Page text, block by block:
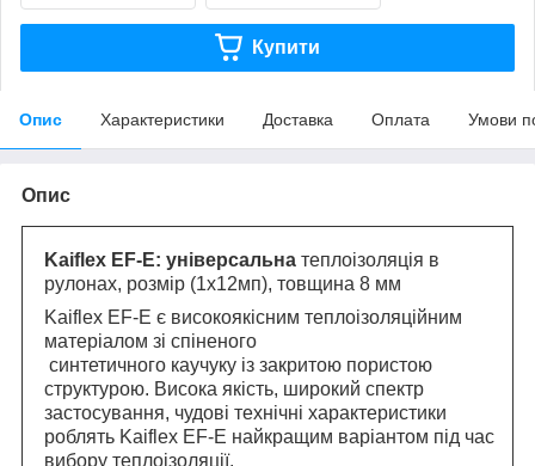
Купити
Опис Характеристики Доставка Оплата Умови
Опис
Kaiflex EF-E: універсальна теплоізоляція в
рулонах, розмір (1х12мп), товщина 8 мм
Kaiflex EF-E є високоякісним теплоізоляційним
матеріалом зі спіненого
синтетичного каучуку із закритою пористою
структурою. Висока якість, широкий спектр
застосування, чудові технічні характеристики
роблять Kaiflex EF-E найкращим варіантом під час
вибору теплоізоляції.